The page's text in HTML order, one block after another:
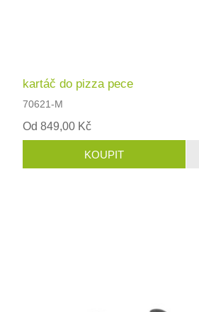
kartáč do pizza pece
70621-M
Od 849,00 Kč